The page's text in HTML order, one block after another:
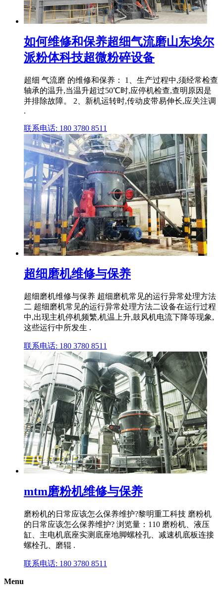
如何维修和保养超细气流磨山东埃尔
派粉体科技超微粉碎设备
超细 气流磨 的维修和保养： 1、生产过程中,须经常检查
轴承的温升,当温升超过50℃时,应停机检查,查明原因是
并排除故障。 2、新机运转时,传动皮带易伸长,应关注调
.
联系电话: 180 3780 8511
超细磨机维修与保养
超细磨机维修与保养 超细磨机常见的运行异常处理方法
二 超细磨机常见的运行异常处理方法二设备在运行过程
中,出现主机停机频繁,机温上升,鼓风机电流下降等现象,
这些运行中所发生 .
联系电话: 180 3780 8511
mtm磨粉机维修与保养
磨粉机的日常应该怎么保养维护?黎明重工科技 磨粉机
的日常应该怎么保养维护? 浏览量：110 磨粉机、液压
缸、主电机底座实测底座地脚螺栓孔、减速机底板连接
螺栓孔、磨辊 .
联系电话: 180 3780 8511
Menu